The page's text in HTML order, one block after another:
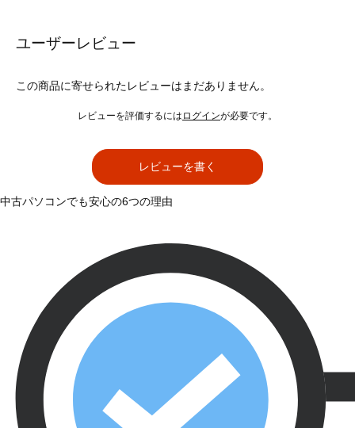
ユーザーレビュー
この商品に寄せられたレビューはまだありません。
レビューを評価するには ログインが必要です。
レビューを書く
中古パソコンでも安心の6つの理由